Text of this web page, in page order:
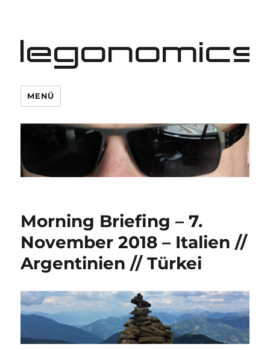
legonomics
MENÜ
Morning Briefing – 7.
November 2018 – Italien //
Argentinien // Türkei